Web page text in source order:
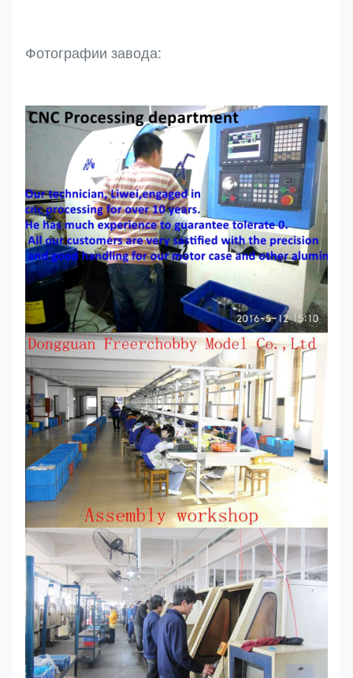
Фотографии завода: